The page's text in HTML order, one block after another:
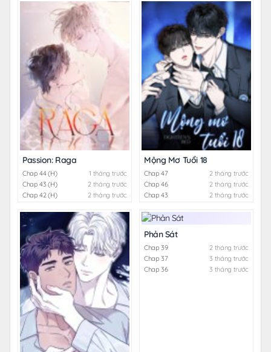
Passion: Raga
Chap 44 (H)
1 tháng trước
Chap 43 (H)
2 tháng trước
Chap 42 (H)
2 tháng trước
Mộng Mơ Tuổi 18
Chap 47
2 tháng trước
Chap 46
2 tháng trước
Chap 43
2 tháng trước
Phản Sát
Chap 39
2 tháng trước
Chap 37
3 tháng trước
Chap 36
3 tháng trước